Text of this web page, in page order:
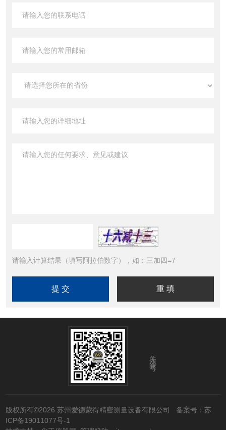
请输入计算结果（填写阿拉伯数字），如：三加四=7
关注公众号
版权所有©2026 苏州爱德蒙得精密测量设备有限公司 备案号：苏
ICP备19011077号-1